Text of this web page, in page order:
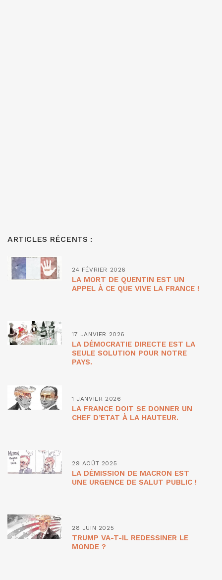
ARTICLES RÉCENTS :
24 FÉVRIER 2026
LA MORT DE QUENTIN EST UN
APPEL À CE QUE VIVE LA FRANCE !
17 JANVIER 2026
LA DÉMOCRATIE DIRECTE EST LA
SEULE SOLUTION POUR NOTRE
PAYS.
1 JANVIER 2026
LA FRANCE DOIT SE DONNER UN
CHEF D’ETAT À LA HAUTEUR.
29 AOÛT 2025
LA DÉMISSION DE MACRON EST
UNE URGENCE DE SALUT PUBLIC !
28 JUIN 2025
TRUMP VA-T-IL REDESSINER LE
MONDE ?